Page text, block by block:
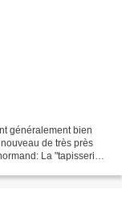
généralement bien
de très près
La "tapisserie"